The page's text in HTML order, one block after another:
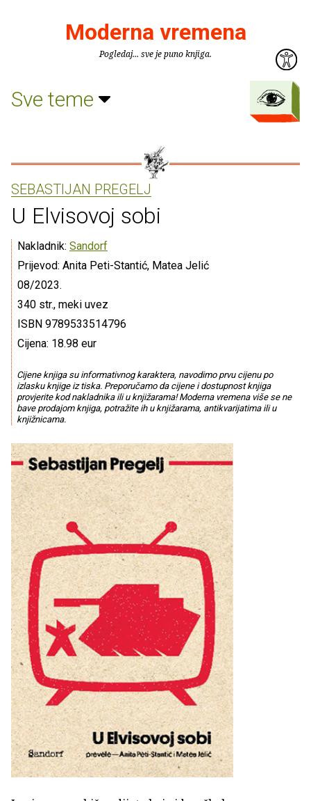
Moderna vremena
Pogledaj... sve je puno knjiga.
Sve teme
SEBASTIJAN PREGELJ
U Elvisovoj sobi
Nakladnik: Sandorf
Prijevod: Anita Peti-Stantić, Matea Jelić
08/2023.
340 str., meki uvez
ISBN 9789533514796
Cijena: 18.98 eur
Cijene knjiga su informativnog karaktera, navodimo prvu cijenu po
izlasku knjige iz tiska. Preporučamo da cijene i dostupnost knjiga
provjerite kod nakladnika ili u knjižarama! Moderna vremena više se ne
bave prodajom knjiga, potražite ih u knjižarama, antikvarijatima ili u
knjižnicama.